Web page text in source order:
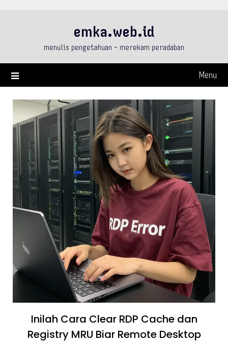
emka.web.id
menulis pengetahuan – merekam peradaban
Menu
Inilah Cara Clear RDP Cache dan
Registry MRU Biar Remote Desktop